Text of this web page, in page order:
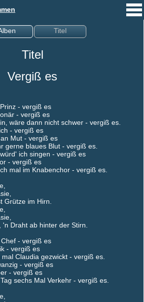
Titel
Titel
Vergiß es
- vergiß es
- vergiß es
wäre dann nicht schwer - vergiß es.
- vergiß es
Mut - vergiß es
gerne blaues Blut - vergiß es.
ich singen - vergiß es
- vergiß es
mal im Knabenchor - vergiß es.
Grütze im Hirn.
'n Draht ab hinter der Stirn.
- vergiß es
- vergiß es
Claudia gezwickt - vergiß es.
- vergiß es
- vergiß es
sechs Mal Verkehr - vergiß es.